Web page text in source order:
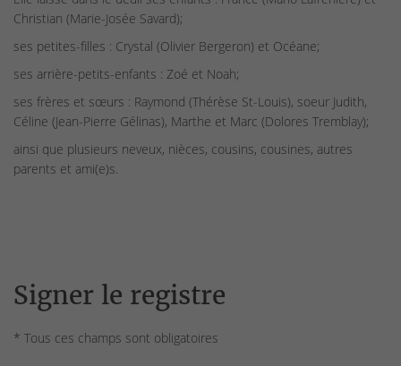
Christian (Marie-Josée Savard);
ses petites-filles : Crystal (Olivier Bergeron) et Océane;
ses arrière-petits-enfants : Zoé et Noah;
ses frères et sœurs : Raymond (Thérèse St-Louis), soeur Judith,
Céline (Jean-Pierre Gélinas), Marthe et Marc (Dolores Tremblay);
ainsi que plusieurs neveux, nièces, cousins, cousines, autres
parents et ami(e)s.
Signer le registre
* Tous ces champs sont obligatoires